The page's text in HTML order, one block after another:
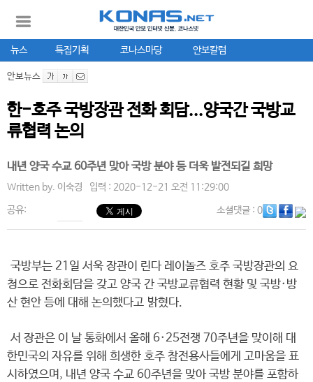
뉴스 특집기획 코나스마당 안보칼럼
안보뉴스
한-호주 국방장관 전화 회담...양국간 국방교
류협력 논의
내년 양국 수교 60주년 맞아 국방 분야 등 더욱 발전되길 희망
Written by. 이숙경 입력 : 2020-12-21 오전 11:29:00
공유: 소셜댓글: 0
국방부는 21일 서욱 장관이 린다 레이놀즈 호주 국방장관의 요
청으로 전화회담을 갖고 양국 간 국방교류협력 현황 및 국방·방
산 현안 등에 대해 논의했다고 밝혔다.
서 장관은 이 날 통화에서 올해 6·25전쟁 70주년을 맞이해 대
한민국의 자유를 위해 희생한 호주 참전용사들에게 고마움을 표
시하였으며, 내년 양국 수교 60주년을 맞아 국방 분야를 포함하